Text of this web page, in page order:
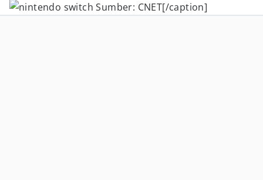
Sumber: CNET[/caption]